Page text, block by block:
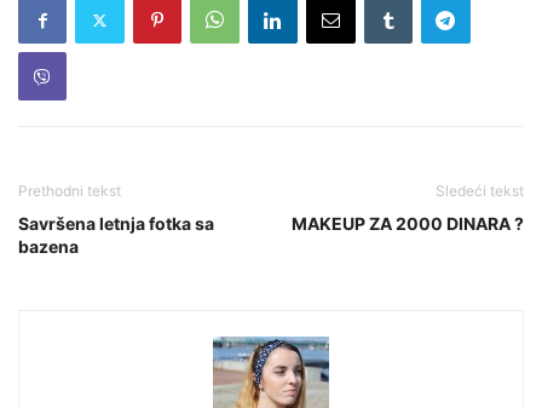
Prethodni tekst
Savršena letnja fotka sa
bazena
Sledeći tekst
MAKEUP ZA 2000 DINARA ?